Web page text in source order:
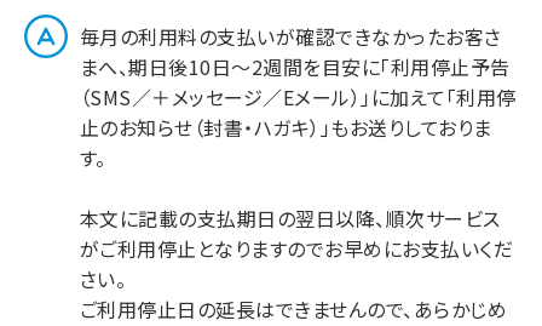
毎月の利用料の支払いが確認できなかったお客さ
まへ、期日後10日～2週間を目安に「利用停止予告
（SMS／＋メッセージ／Eメール）」に加えて「利用停
止のお知らせ（封書・ハガキ）」もお送りしておりま
す。
本文に記載の支払期日の翌日以降、順次サービス
がご利用停止となりますのでお早めにお支払いくだ
さい。
ご利用停止日の延長はできませんので、あらかじめ